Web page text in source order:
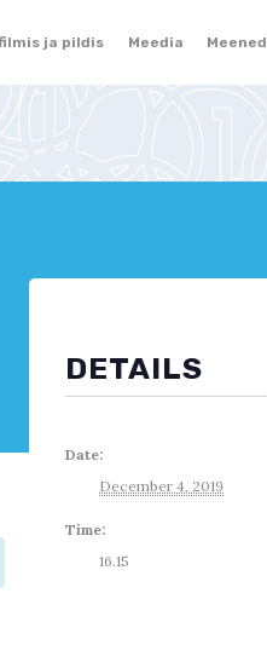
ja pildis Meedia Meened
DETAILS
Date:
December 4, 2019
Time:
16.15